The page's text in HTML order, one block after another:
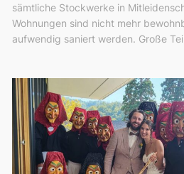
sämtliche Stockwerke in
Wohnungen sind nicht mehr
aufwendig saniert werden. Große